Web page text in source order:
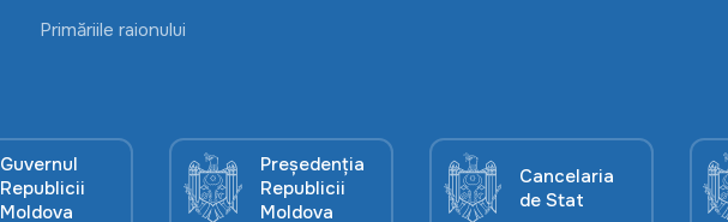
Primăriile raionului
Guvernul
Republicii
Moldova
Președenția
Republicii
Moldova
Cancelaria
de Stat